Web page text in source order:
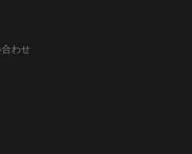
わせ